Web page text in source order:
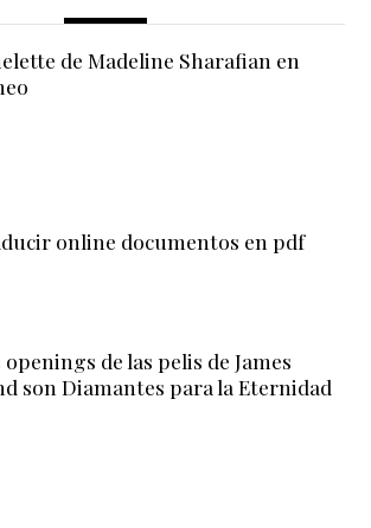
de Madeline Sharafian en
online documentos en pdf
openings de las pelis de James
son Diamantes para la Eternidad